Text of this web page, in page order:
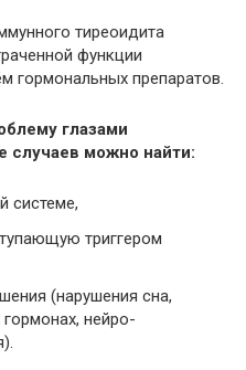
тиреоидита
функции
гормональных препаратов.
глазами
случаев можно найти:
системе,
триггером
(нарушения сна,
нейро-